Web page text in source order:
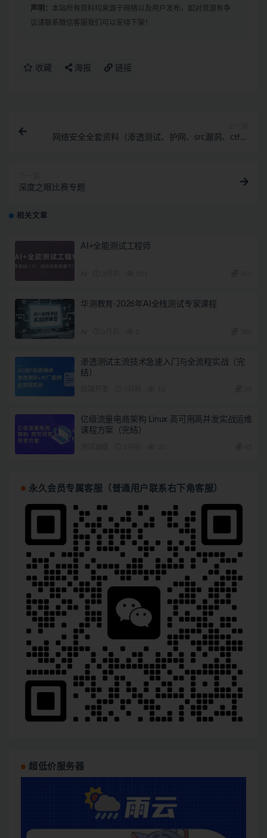
声明： 本站所有资料均来源于网络以及用户发布，如对资源有争
议请联系微信客服我们可以安排下架！
收藏 海报 链接
网络安全全套资料（渗透测试、护网、src漏洞、ctf、
深度之眼比赛专题
相关文章
AI+全能测试工程师
华测教育-2026年AI全栈测试专家课程
渗透测试主流技术急速入门与全流程实战（完
结）
亿级流量电商架构 Linux 高可用高并发实战运维
课程方案（完结）
永久会员专属客服（普通用户联系右下角客服）
超低价服务器